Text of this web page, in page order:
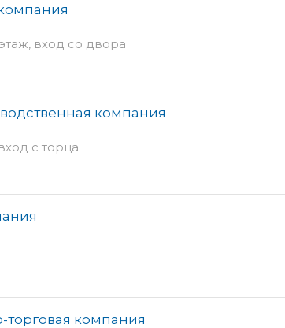
вход со двора
компания
с торца
торговая компания